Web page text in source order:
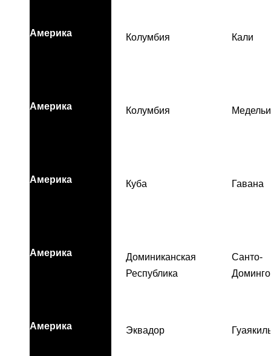
Америка Колумбия Кали
Америка Колумбия
Америка Куба Гавана
Америка
Доминиканская
Республика
Санто-
Доминго
Америка Эквадор